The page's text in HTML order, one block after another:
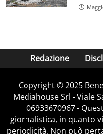
Redazione
Copyright © 2025
Mediahouse Srl - Viale
06933670967 -
giornalistica, in quanto
periodicità. Non può